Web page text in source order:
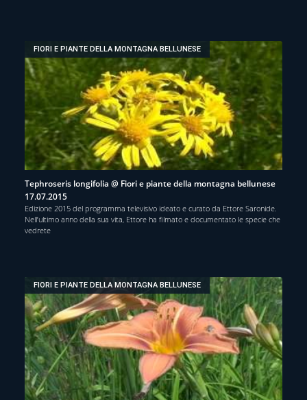
FIORI E PIANTE DELLA MONTAGNA BELLUNESE
Tephroseris longifolia @ Fiori e piante della montagna bellunese
17.07.2015
Edizione 2015 del programma televisivo ideato e curato da Ettore Saronide.
Nell’ultimo anno della sua vita, Ettore ha filmato e documentato le specie che
vedrete
FIORI E PIANTE DELLA MONTAGNA BELLUNESE